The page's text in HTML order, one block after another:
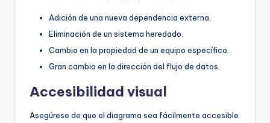
Adición de una nueva dependencia externa.
Eliminación de un sistema heredado.
Cambio en la propiedad de un equipo específico.
Gran cambio en la dirección del flujo de datos.
Accesibilidad visual
Asegúrese de que el diagrama sea fácilmente accesible